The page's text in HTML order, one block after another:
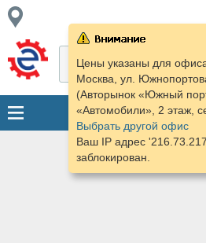
Цены указаны для
Москва, ул.
(Авторынок «Южный
«Автомобили», 2 этаж,
Выбрать другой офис
Ваш IP адрес
заблокирован.